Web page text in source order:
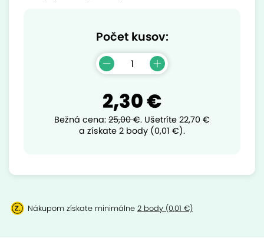
Počet kusov:
2,30 €
Bežná cena: 25,00 €. Ušetríte 22,70 €
a získate 2 body (0,01 €).
Nákupom získate minimálne 2 body (0,01 €)